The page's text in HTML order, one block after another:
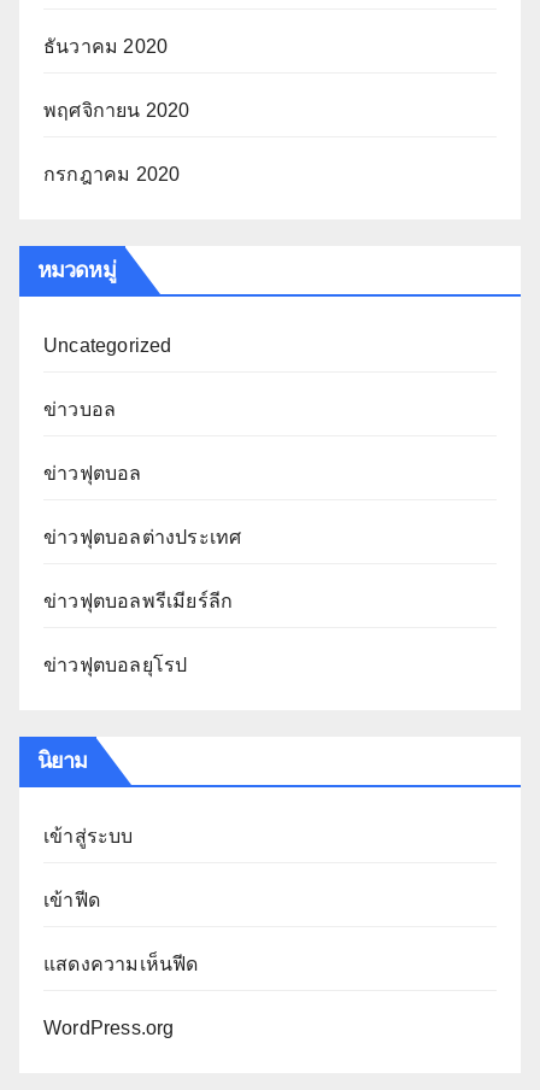
ธันวาคม 2020
พฤศจิกายน 2020
กรกฎาคม 2020
หมวดหมู่
Uncategorized
ข่าวบอล
ข่าวฟุตบอล
ข่าวฟุตบอลต่างประเทศ
ข่าวฟุตบอลพรีเมียร์ลีก
ข่าวฟุตบอลยุโรป
นิยาม
เข้าสู่ระบบ
เข้าฟีด
แสดงความเห็นฟีด
WordPress.org